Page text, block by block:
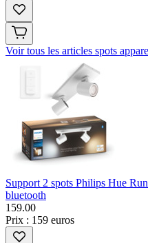
Voir tous les articles spots
Support 2 spots Philips Hue
bluetooth
159.00
Prix : 159 euros